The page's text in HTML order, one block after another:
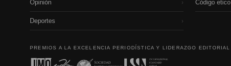
Opinión ›
Deportes ›
Código etico
PREMIOS A LA EXCELENCIA PERIODÍSTICA Y LIDERAZGO EDITORIAL